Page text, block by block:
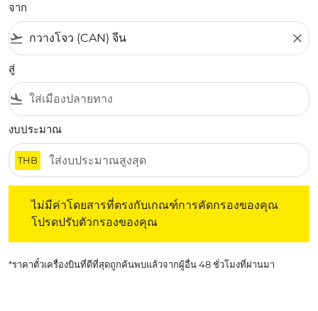
จาก
flight_takeoff close
สู่
flight_land
งบประมาณ
THB
ไม่มีค่าโดยสารที่ตรงกับเกณฑ์การคัดกรองของคุณ
โปรดปรับตัวกรองของคุณ
*ราคาตั๋วเครื่องบินที่ดีที่สุดถูกค้นพบแล้วจากผู้อื่น 48 ชั่วโมงที่ผ่านมา